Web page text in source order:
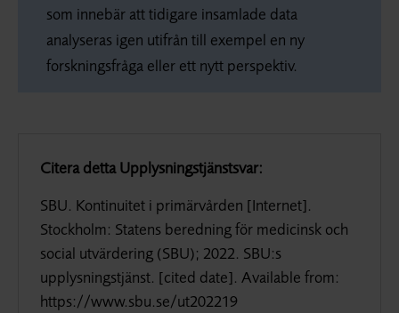
som innebär att tidigare insamlade data
analyseras igen utifrån till exempel en ny
forskningsfråga eller ett nytt perspektiv.
Citera detta Upplysningstjänstsvar:
SBU. Kontinuitet i primärvården [Internet].
Stockholm: Statens beredning för medicinsk och
social utvärdering (SBU); 2022. SBU:s
upplysningstjänst. [cited date]. Available from:
https://www.sbu.se/ut202219